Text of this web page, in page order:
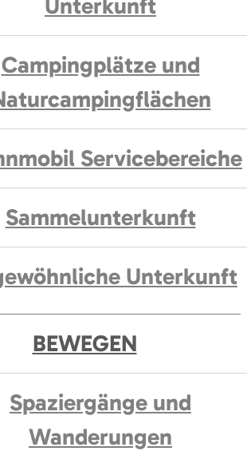
Unterkunft
Campingplätze und
Servicebereiche
Sammelunterkunft
Unterkunft
BEWEGEN
Spaziergänge und
Wanderungen